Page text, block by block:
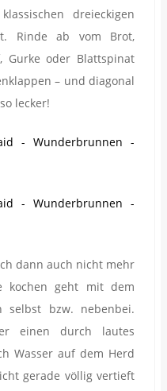
dreieckigen
Rinde ab vom Brot,
Gurke oder Blattspinat
– und diagonal
lecker!
dann auch nicht mehr
kochen geht mit dem
selbst bzw. nebenbei.
einen durch lautes
Wasser auf dem Herd
gerade völlig vertieft